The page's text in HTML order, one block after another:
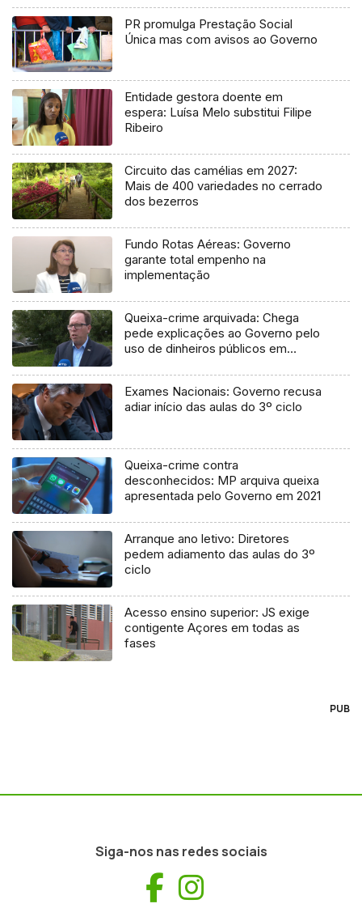
PR promulga Prestação Social
Única mas com avisos ao Governo
Entidade gestora doente em
espera: Luísa Melo substitui Filipe
Ribeiro
Circuito das camélias em 2027:
Mais de 400 variedades no cerrado
dos bezerros
Fundo Rotas Aéreas: Governo
garante total empenho na
implementação
Queixa-crime arquivada: Chega
pede explicações ao Governo pelo
uso de dinheiros públicos em
Exames Nacionais: Governo recusa
adiar início das aulas do 3º ciclo
Queixa-crime contra
desconhecidos: MP arquiva queixa
apresentada pelo Governo em 2021
Arranque ano letivo: Diretores
pedem adiamento das aulas do 3º
ciclo
Acesso ensino superior: JS exige
contigente Açores em todas as
fases
PUB
Siga-nos nas redes sociais
Facebook